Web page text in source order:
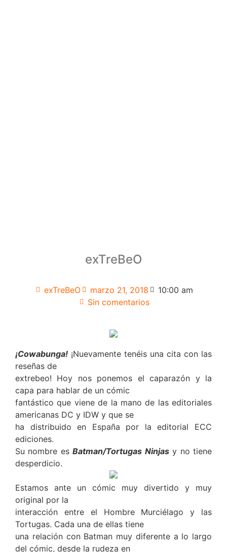
exTreBeO
exTreBeO marzo 21, 2018
10:00 am
Sin comentarios
¡Cowabunga! ¡Nuevamente tenéis una cita con las
reseñas de
extrebeo! Hoy nos ponemos el caparazón y la
capa para hablar de un cómic
fantástico que viene de la mano de las editoriales
americanas DC y IDW y que se
ha distribuido en España por la editorial ECC
ediciones.
Su nombre esBatman/Tortugas Ninjasy no tiene
desperdicio.
Estamos ante un cómic muy divertido y muy
original por la
interacción entre el Hombre Murciélago y las
Tortugas. Cada una de ellas tiene
una relación con Batman muy diferente a lo largo
del cómic, desde la rudeza en